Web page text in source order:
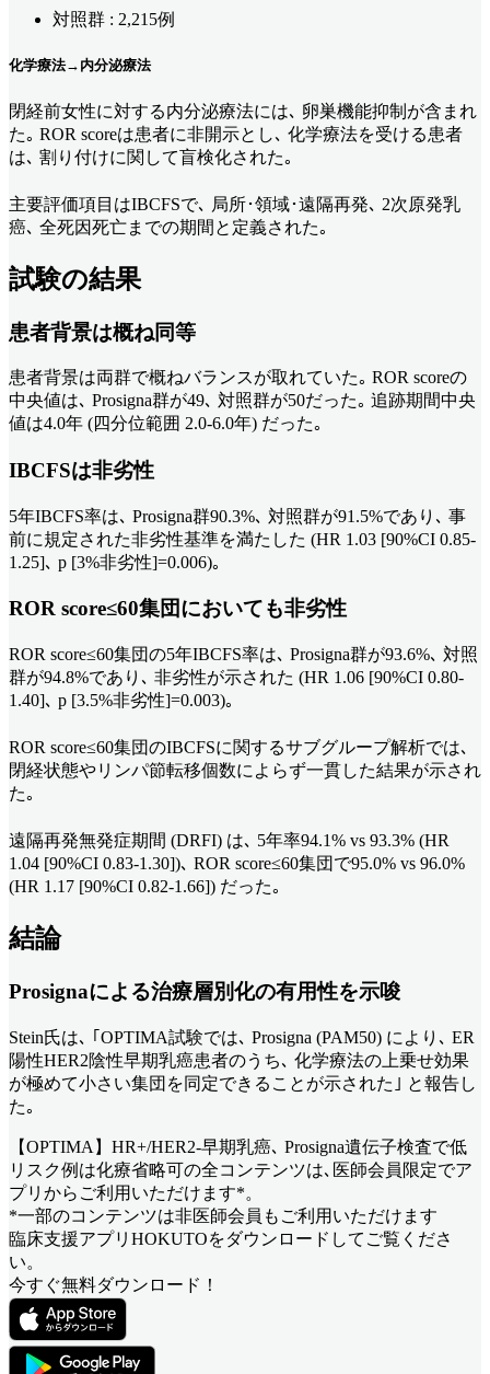
対照群 : 2,215例
化学療法→内分泌療法
閉経前女性に対する内分泌療法には､ 卵巣機能抑制が含まれ
た｡ ROR scoreは患者に非開示とし､ 化学療法を受ける患者
は､ 割り付けに関して盲検化された｡
主要評価項目はIBCFSで､ 局所･領域･遠隔再発､ 2次原発乳
癌､ 全死因死亡までの期間と定義された｡
試験の結果
患者背景は概ね同等
患者背景は両群で概ねバランスが取れていた｡ ROR scoreの
中央値は､ Prosigna群が49､ 対照群が50だった｡ 追跡期間中央
値は4.0年 (四分位範囲 2.0-6.0年) だった｡
IBCFSは非劣性
5年IBCFS率は､ Prosigna群90.3%､ 対照群が91.5%であり､ 事
前に規定された非劣性基準を満たした (HR 1.03 [90%CI 0.85-
1.25]､ p [3%非劣性]=0.006)｡
ROR score≤60集団においても非劣性
ROR score≤60集団の5年IBCFS率は､ Prosigna群が93.6%､ 対照
群が94.8%であり､ 非劣性が示された (HR 1.06 [90%CI 0.80-
1.40]､ p [3.5%非劣性]=0.003)｡
ROR score≤60集団のIBCFSに関するサブグループ解析では､
閉経状態やリンパ節転移個数によらず一貫した結果が示され
た｡
遠隔再発無発症期間 (DRFI) は､ 5年率94.1% vs 93.3% (HR
1.04 [90%CI 0.83-1.30])､ ROR score≤60集団で95.0% vs 96.0%
(HR 1.17 [90%CI 0.82-1.66]) だった｡
結論
Prosignaによる治療層別化の有用性を示唆
Stein氏は､ ｢OPTIMA試験では､ Prosigna (PAM50) により､ ER
陽性HER2陰性早期乳癌患者のうち､ 化学療法の上乗せ効果
が極めて小さい集団を同定できることが示された｣ と報告し
た｡
【OPTIMA】HR+/HER2-早期乳癌､ Prosigna遺伝子検査で低
リスク例は化療省略可の全コンテンツは､医師会員限定でア
プリからご利用いただけます*。
*一部のコンテンツは非医師会員もご利用いただけます
臨床支援アプリHOKUTOをダウンロードしてご覧くださ
い。
今すぐ無料ダウンロード！